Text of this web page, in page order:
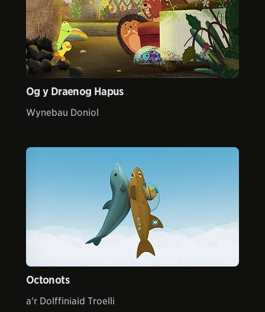
Og y Draenog Hapus
Wynebau Doniol
Octonots
a'r Dolffiniaid Troelli